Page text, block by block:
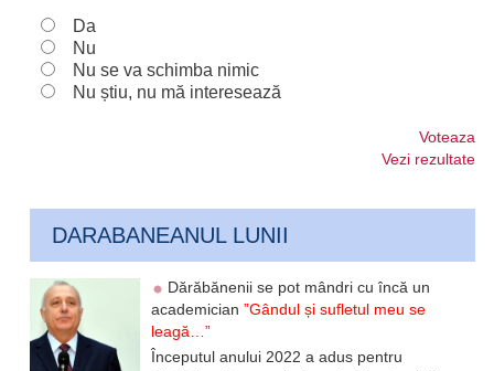
Da
Nu
Nu se va schimba nimic
Nu știu, nu mă interesează
Voteaza
Vezi rezultate
DARABANEANUL LUNII
Dărăbănenii se pot mândri cu încă un
academician”Gândul și sufletul meu se
leagă…”
Începutul anului 2022 a adus pentru